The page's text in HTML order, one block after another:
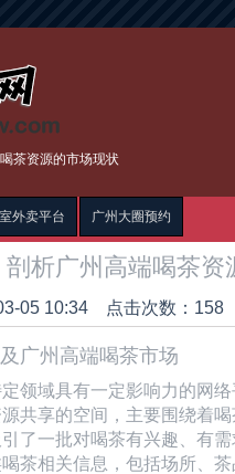
茶资源的市场现状
外卖平台 广州大圈预约
析广州高端喝茶资
05 10:34 点击次数：158
广州高端喝茶市场
领域具有一定影响力的网
共享的空间，主要围绕着
了一批对喝茶有兴趣、有
喝茶相关信息，包括场所、